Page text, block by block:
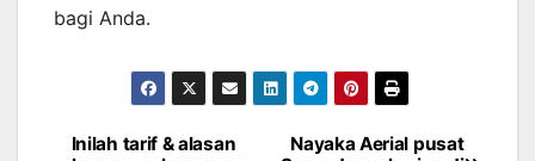
bagi Anda.
Nayaka Aerial pusat
Inilah tarif & alasan